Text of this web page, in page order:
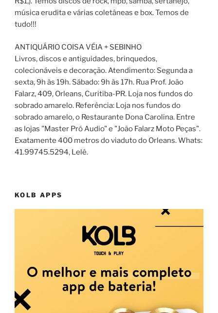
música erudita e várias coletâneas e box. Temos de
tudo!!!
ANTIQUÁRIO COISA VÉIA + SEBINHO
Livros, discos e antiguidades, brinquedos,
colecionáveis e decoração. Atendimento: Segunda a
sexta, 9h às 19h. Sábado: 9h às 17h. Rua Prof. João
Falarz, 409, Orleans, Curitiba-PR. Loja nos fundos do
sobrado amarelo. Referência: Loja nos fundos do
sobrado amarelo, o Restaurante Dona Carolina. Entre
as lojas "Master Pró Audio" e "João Falarz Moto Peças".
Exatamente 400 metros do viaduto do Orleans. Whats:
41.99745.5294, Lelê.
KOLB APPS